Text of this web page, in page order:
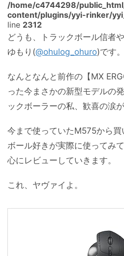
/home/c4744298/
content/plugins/yyi-rinker/
line 2312
どうも、トラックボール信者
ゆもり(@ohulog_ohuro)です。
なんとなんと前作の【MX
った今まさかの新型モデルの
ックボーラーの私、歓喜の涙
今まで使っていたM575から買
ボール好きが実際に使ってみ
心にレビューしていきます。
これ、ヤヴァイよ。